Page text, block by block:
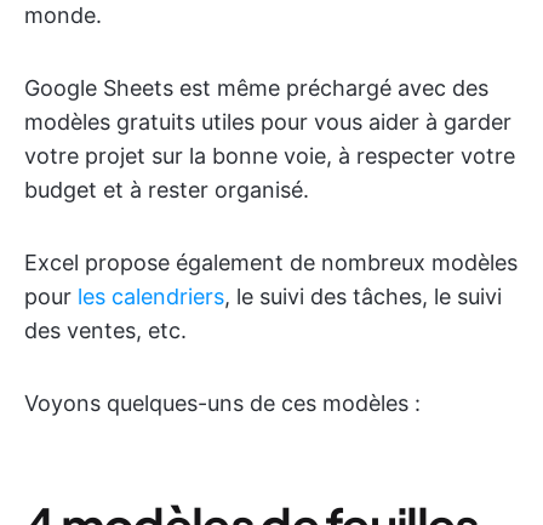
monde.
Google Sheets est même préchargé avec des
modèles gratuits utiles pour vous aider à garder
votre projet sur la bonne voie, à respecter votre
budget et à rester organisé.
Excel propose également de nombreux modèles
pour les calendriers, le suivi des tâches, le suivi
des ventes, etc.
Voyons quelques-uns de ces modèles :